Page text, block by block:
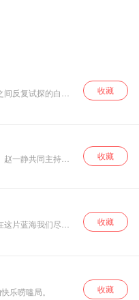
反复试探的白羊
、不允许话头落地
是异乡游荡的自
享那些似是而非
长 还有那些不曾明
平人生 我是杜
收藏
一静共同主持的
作者为主体，坚
和文化作品，只
方法。
收藏
片蓝海我们尽情
用力思考轻松谈笑
给出我们朴素入世
三位主播早已过
近不惑，却活成
形态，一席谈话
收藏
乐唠嗑局。
收藏